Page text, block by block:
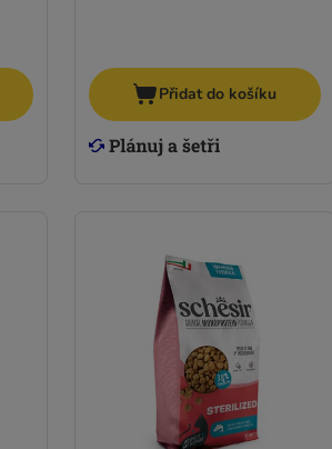
Přidat do košíku